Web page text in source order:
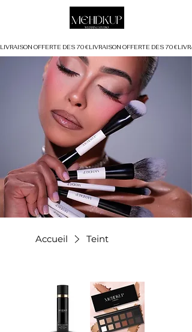
LIVRAISON OFFERTE DÈS 70 €
Accueil Teint